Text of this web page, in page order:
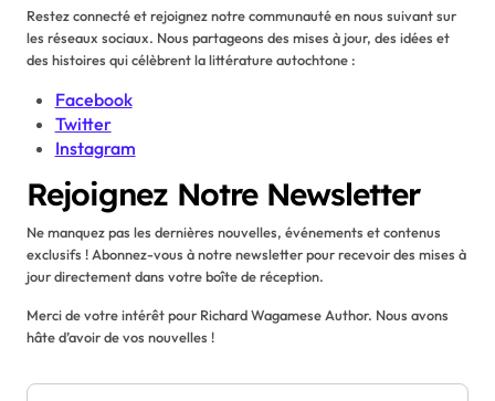
Restez connecté et rejoignez notre communauté en nous suivant sur
les réseaux sociaux. Nous partageons des mises à jour, des idées et
des histoires qui célèbrent la littérature autochtone :
Facebook
Twitter
Instagram
Rejoignez Notre Newsletter
Ne manquez pas les dernières nouvelles, événements et contenus
exclusifs ! Abonnez-vous à notre newsletter pour recevoir des mises à
jour directement dans votre boîte de réception.
Merci de votre intérêt pour Richard Wagamese Author. Nous avons
hâte d’avoir de vos nouvelles !